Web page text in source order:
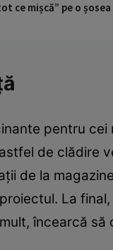
ce mișcă” pe o
pentru
de clădire
de la
La
încearcă